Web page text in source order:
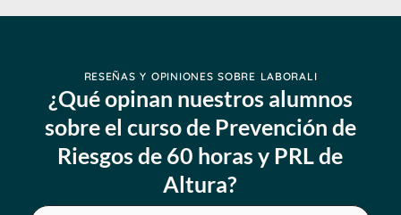
RESEÑAS Y OPINIONES SOBRE LABORALI
¿Qué opinan nuestros alumnos
sobre el curso de Prevención de
Riesgos de 60 horas y PRL de
Altura?